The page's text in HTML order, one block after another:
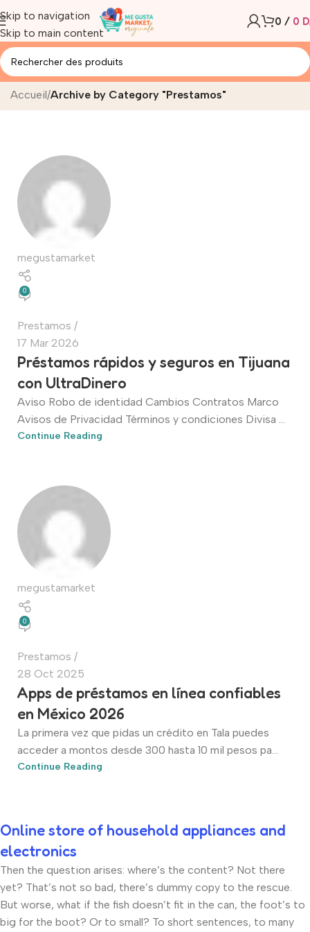
Skip to navigation
Skip to main content
0 / 0
Prestamos
Accueil/Archive by Category "Prestamos"
megustamarket
0
Prestamos
17 Mar 2026
Préstamos rápidos y seguros en Tijuana
con UltraDinero
Aviso Robo de identidad Cambios Contratos Marco
Avisos de Privacidad Términos y condiciones Divisa ...
Continue Reading
megustamarket
0
Prestamos
28 Oct 2025
Apps de préstamos en línea confiables
en México 2026
La primera vez que pidas un crédito en Tala puedes
acceder a montos desde 300 hasta 10 mil pesos pa...
Continue Reading
Online store of household appliances and
electronics
Then the question arises: where’s the content? Not there
yet? That’s not so bad, there’s dummy copy to the rescue.
But worse, what if the fish doesn’t fit in the can, the foot’s to
big for the boot? Or to small? To short sentences, to many